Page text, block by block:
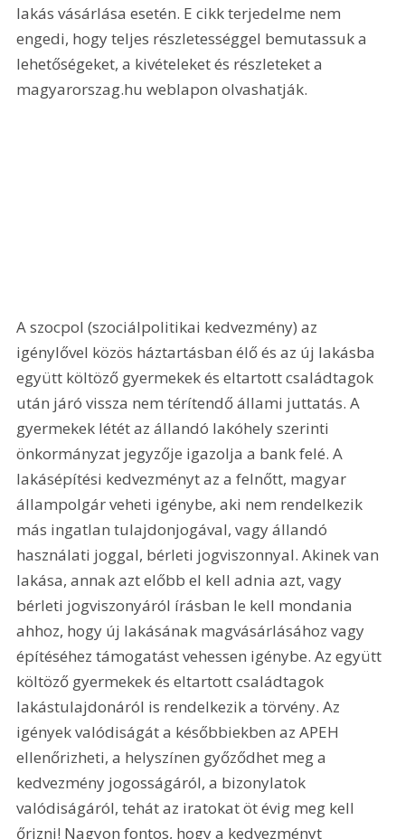
lakás vásárlása esetén. E cikk terjedelme nem
engedi, hogy teljes részletességgel bemutassuk a
lehetőségeket, a kivételeket és részleteket a
magyarorszag.hu weblapon olvashatják.
A szocpol (szociálpolitikai kedvezmény) az
igénylővel közös háztartásban élő és az új lakásba
együtt költöző gyermekek és eltartott családtagok
után járó vissza nem térítendő állami juttatás. A
gyermekek létét az állandó lakóhely szerinti
önkormányzat jegyzője igazolja a bank felé. A
lakásépítési kedvezményt az a felnőtt, magyar
állampolgár veheti igénybe, aki nem rendelkezik
más ingatlan tulajdonjogával, vagy állandó
használati joggal, bérleti jogviszonnyal. Akinek van
lakása, annak azt előbb el kell adnia azt, vagy
bérleti jogviszonyáról írásban le kell mondania
ahhoz, hogy új lakásának magvásárlásához vagy
építéséhez támogatást vehessen igénybe. Az együtt
költöző gyermekek és eltartott családtagok
lakástulajdonáról is rendelkezik a törvény. Az
igények valódiságát a későbbiekben az APEH
ellenőrizheti, a helyszínen győződhet meg a
kedvezmény jogosságáról, a bizonylatok
valódiságáról, tehát az iratokat öt évig meg kell
őrizni! Nagyon fontos, hogy a kedvezményt